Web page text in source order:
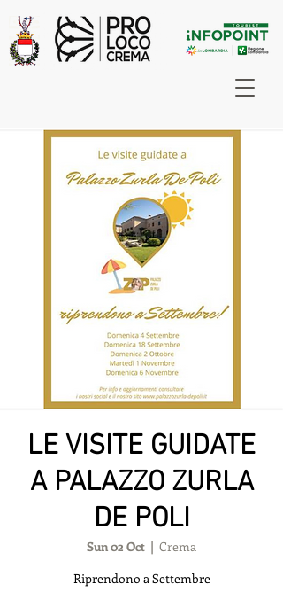
LE VISITE GUIDATE
A PALAZZO ZURLA
DE POLI
Sun 02 Oct
  |
Crema
Riprendono a Settembre